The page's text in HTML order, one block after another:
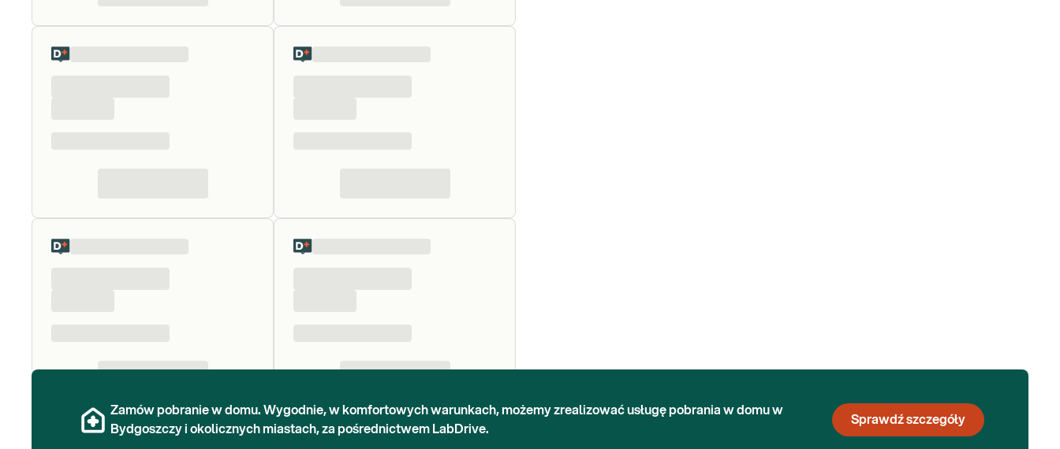
Zamów pobranie w domu. Wygodnie, w komfortowych warunkach, możemy zrealizować usługę pobrania w domu w
Bydgoszczy i okolicznych miastach, za pośrednictwem LabDrive.
Sprawdź szczegóły